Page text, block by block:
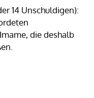
14 Unschuldigen):
die deshalb